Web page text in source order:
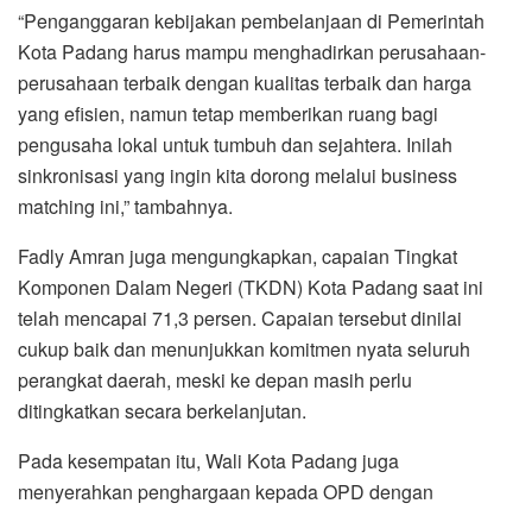
“Penganggaran kebijakan pembelanjaan di Pemerintah
Kota Padang harus mampu menghadirkan perusahaan-
perusahaan terbaik dengan kualitas terbaik dan harga
yang efisien, namun tetap memberikan ruang bagi
pengusaha lokal untuk tumbuh dan sejahtera. Inilah
sinkronisasi yang ingin kita dorong melalui business
matching ini,” tambahnya.
Fadly Amran juga mengungkapkan, capaian Tingkat
Komponen Dalam Negeri (TKDN) Kota Padang saat ini
telah mencapai 71,3 persen. Capaian tersebut dinilai
cukup baik dan menunjukkan komitmen nyata seluruh
perangkat daerah, meski ke depan masih perlu
ditingkatkan secara berkelanjutan.
Pada kesempatan itu, Wali Kota Padang juga
menyerahkan penghargaan kepada OPD dengan